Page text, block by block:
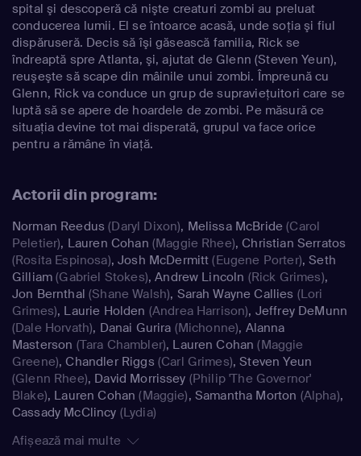
spital şi descoperă că nişte creaturi zombi au preluat
conducerea lumii. El se întoarce acasă, unde soţia şi fiul
dispăruseră. Decis să îşi găsească familia, Rick se
îndreaptă spre Atlanta, şi, ajutat de Glenn (Steven Yeun),
reuşeşte să scape din mâinile unui zombi. Împreună cu
Glenn, Rick va conduce un grup de supravieţuitori care se
luptă să se apere de hoardele de zombi. Pe măsură ce
situaţia devine tot mai disperată, grupul va face orice
pentru a rămâne în viaţă.
Actorii din program:
Norman Reedus (Daryl Dixon), Melissa McBride (Carol
Peletier), Lauren Cohan (Maggie Rhee),Christian Serratos
(Rosita Espinosa),Josh McDermitt (Eugene Porter),Seth
Gilliam (Gabriel Stokes),Andrew Lincoln (Rick Grimes),
Jon Bernthal (Shane Walsh), Sarah Wayne Callies (Lori
Grimes), Laurie Holden (Andrea Harrison), Jeffrey DeMunn
(Dale Horvath), Danai Gurira (Michonne), Alanna
Masterson (Tara Chambler), Lauren Cohan (Maggie
Greene),Chandler Riggs (Carl Grimes),Steven Yeun
(Glenn Rhee), David Morrissey (Philip 'The Governor'
Blake), Lauren Cohan (Maggie), Samantha Morton (Alpha),
Cassady McClincy (Lydia)
Afișează mai multe